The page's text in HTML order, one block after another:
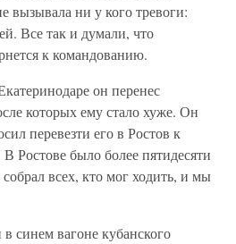
вызывала ни у кого тревоги:
Все так и думали, что
к командованию.
он перенес
которых ему стало хуже. Он
перевезти его в Ростов к
Ростове было более пятидесяти
всех, кто мог ходить, и мы
синем вагоне кубанского